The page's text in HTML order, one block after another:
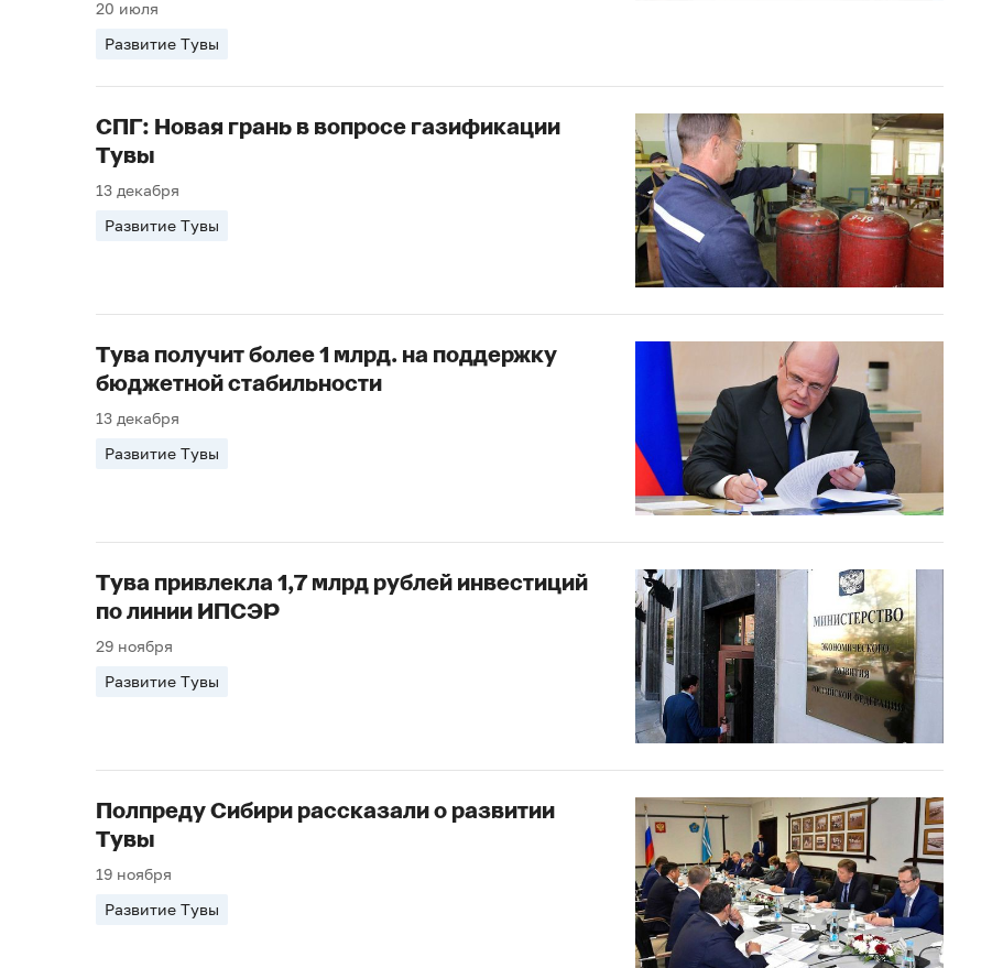
20 июля
Развитие Тувы
СПГ: Новая грань в вопросе газификации
Тувы
13 декабря
Развитие Тувы
Тува получит более 1 млрд. на поддержку
бюджетной стабильности
13 декабря
Развитие Тувы
Тува привлекла 1,7 млрд рублей инвестиций
по линии ИПСЭР
29 ноября
Развитие Тувы
Полпреду Сибири рассказали о развитии
Тувы
19 ноября
Развитие Тувы